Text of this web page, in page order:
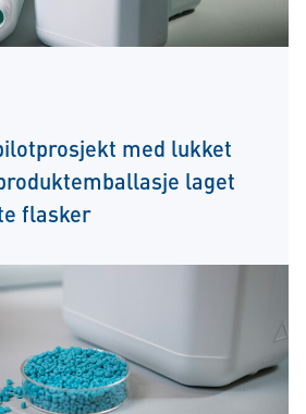
med lukket
laget
flasker